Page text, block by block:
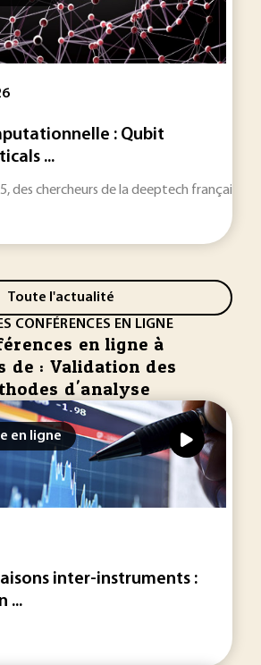
: Qubit
...
des chercheurs de la deeptech française
Toute l'actualité
CONFÉRENCES EN LIGNE
en ligne à
de : Validation des
d'analyse
en ligne
inter-instruments :
...